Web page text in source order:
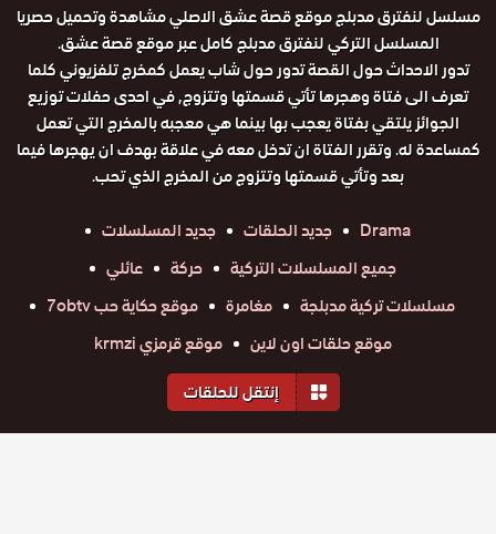
مسلسل لنفترق مدبلج موقع قصة عشق الاصلي مشاهدة وتحميل حصريا
المسلسل التركي لنفترق مدبلج كامل عبر موقع قصة عشق.
تدور الاحداث حول القصة تدور حول شاب يعمل كمخرج تلفزيوني كلما
تعرف الى فتاة وهجرها تأتي قسمتها وتتزوج, في احدى حفلات توزيع
الجوائز يلتقي بفتاة يعجب بها بينما هي معجبه بالمخرج التي تعمل
كمساعدة له. وتقرر الفتاة ان تدخل معه في علاقة بهدف ان يهجرها فيما
بعد وتأتي قسمتها وتتزوج من المخرج الذي تحب.
Drama
جديد الحلقات
جديد المسلسلات
جميع المسلسلات التركية
حركة
عائلي
مسلسلات تركية مدبلجة
مغامرة
موقع حكاية حب 7obtv
موقع حلقات اون لاين
موقع قرمزي krmzi
إنتقل للحلقات